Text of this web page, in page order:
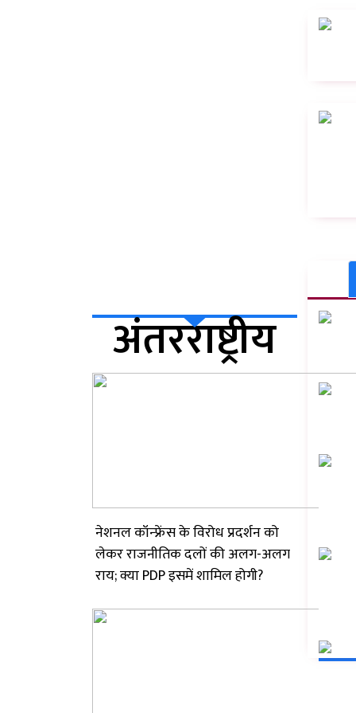
अंतरराष्ट्रीय
नेशनल कॉन्फ्रेंस के विरोध प्रदर्शन को
लेकर राजनीतिक दलों की अलग-अलग
राय; क्या PDP इसमें शामिल होगी?